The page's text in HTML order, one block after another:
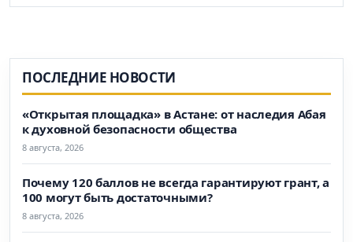
ПОСЛЕДНИЕ НОВОСТИ
«Открытая площадка» в Астане: от наследия Абая
к духовной безопасности общества
8 августа, 2026
Почему 120 баллов не всегда гарантируют грант, а
100 могут быть достаточными?
8 августа, 2026